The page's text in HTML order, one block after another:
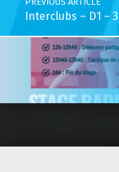
Interclubs – D1 –